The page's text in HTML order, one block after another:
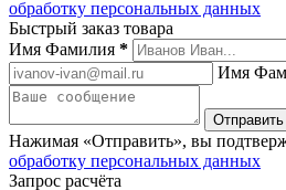
обработку персональных данных
Быстрый заказ товара
Имя Фамилия *
Имя
Нажимая «Отправить», вы
обработку персональных данных
Запрос расчёта